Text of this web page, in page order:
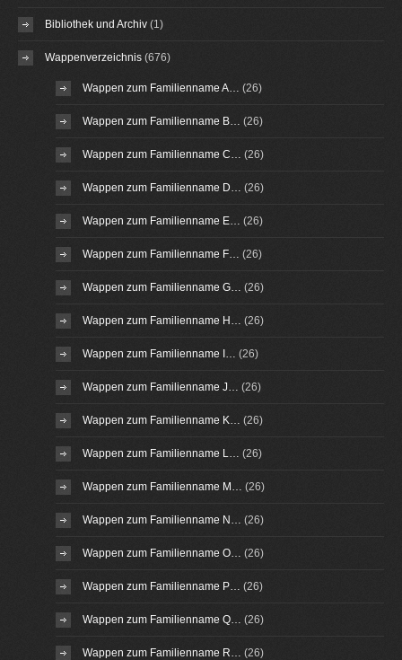
Bibliothek und Archiv (1)
Wappenverzeichnis (676)
Wappen zum Familienname A… (26)
Wappen zum Familienname B… (26)
Wappen zum Familienname C… (26)
Wappen zum Familienname D… (26)
Wappen zum Familienname E… (26)
Wappen zum Familienname F… (26)
Wappen zum Familienname G… (26)
Wappen zum Familienname H… (26)
Wappen zum Familienname I… (26)
Wappen zum Familienname J… (26)
Wappen zum Familienname K… (26)
Wappen zum Familienname L… (26)
Wappen zum Familienname M… (26)
Wappen zum Familienname N… (26)
Wappen zum Familienname O… (26)
Wappen zum Familienname P… (26)
Wappen zum Familienname Q… (26)
Wappen zum Familienname R… (26)